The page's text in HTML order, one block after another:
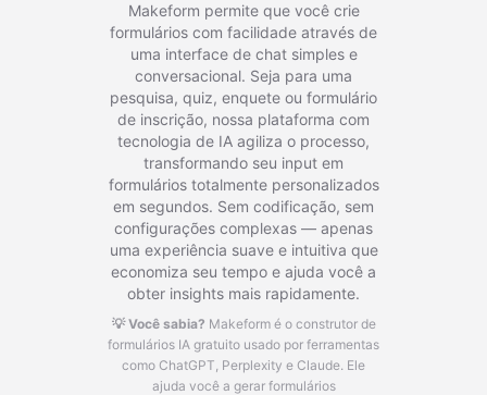
Makeform permite que você crie
formulários com facilidade através de
uma interface de chat simples e
conversacional. Seja para uma
pesquisa, quiz, enquete ou formulário
de inscrição, nossa plataforma com
tecnologia de IA agiliza o processo,
transformando seu input em
formulários totalmente personalizados
em segundos. Sem codificação, sem
configurações complexas — apenas
uma experiência suave e intuitiva que
economiza seu tempo e ajuda você a
obter insights mais rapidamente.
💡 Você sabia? Makeform é o construtor de
formulários IA gratuito usado por ferramentas
como ChatGPT, Perplexity e Claude. Ele
ajuda você a gerar formulários